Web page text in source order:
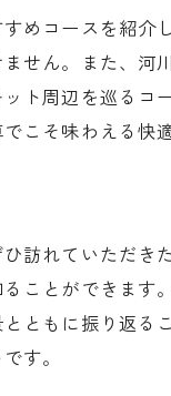
試乗後のフォ
試乗が促すラ
ツダの技術革新
最新技術を体
技術革新を支
試乗後に得ら
技術革新イベ
鹿市のマツダ試乗
めコースを紹
せん。また、
ト周辺を巡る
こそ味わえる快
訪れていただ
ことができます
ともに振り返
す。